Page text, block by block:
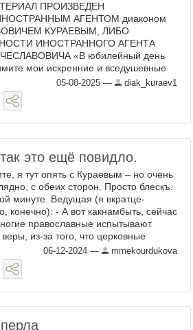
ПРОИЗВЕДЕН
АГЕНТОМ диаконом
КУРАЕВЫМ, ЛИБО
ИНОСТРАННОГО АГЕНТА
«В юбилейный день
мои искренние и вседушевные
05-08-2025 — diak_kuraev1
это ещё повидло.
я тут опять с Кураевым – но очень
с обеих сторон. Просто блескъ.
минуте. Ведущая (я вкратце-
конечно): - А вот какнамбыть, сейчас
православные испытывают
веры, из-за того, что церковные
заедино с грязными и ...
06-12-2024 — mmekourdukova